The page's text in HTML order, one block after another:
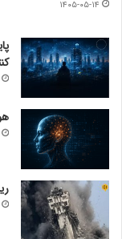
۱۴۰۵-۰۵-۱۴